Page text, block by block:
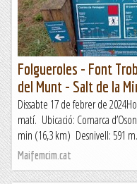
Bloc Empotrat
Folgueroles - Font
del Munt - Salt de la
Dissabte 17 de febrer de
matí. Ubicació: Comarca
min (16,3 km) Desnivell: 591
Maifemcim.cat